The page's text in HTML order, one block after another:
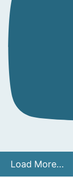
Load More...